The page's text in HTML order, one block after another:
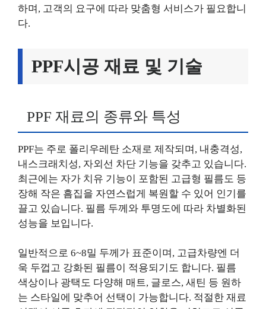
하며, 고객의 요구에 따라 맞춤형 서비스가 필요합니
다.
PPF시공 재료 및 기술
PPF 재료의 종류와 특성
PPF는 주로 폴리우레탄 소재로 제작되며, 내충격성,
내스크래치성, 자외선 차단 기능을 갖추고 있습니다.
최근에는 자가 치유 기능이 포함된 고급형 필름도 등
장해 작은 흠집을 자연스럽게 복원할 수 있어 인기를
끌고 있습니다. 필름 두께와 투명도에 따라 차별화된
성능을 보입니다.
일반적으로 6~8밀 두께가 표준이며, 고급차량엔 더
욱 두껍고 강화된 필름이 적용되기도 합니다. 필름
색상이나 광택도 다양해 매트, 글로스, 새틴 등 원하
는 스타일에 맞추어 선택이 가능합니다. 적절한 재료